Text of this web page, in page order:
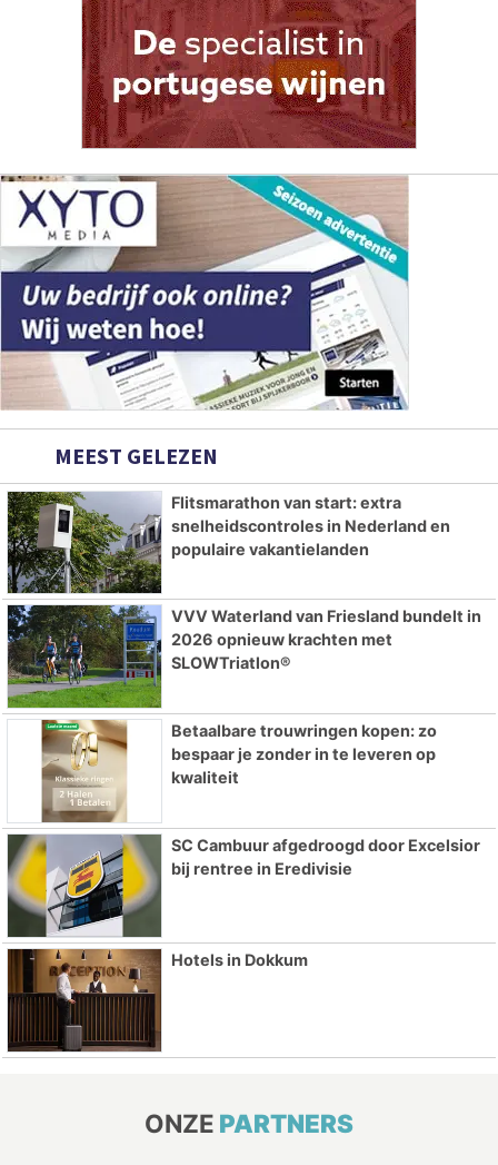
MEEST GELEZEN
Flitsmarathon van start: extra
snelheidscontroles in Nederland en
populaire vakantielanden
VVV Waterland van Friesland bundelt in
2026 opnieuw krachten met
SLOWTriatlon®
Betaalbare trouwringen kopen: zo
bespaar je zonder in te leveren op
kwaliteit
SC Cambuur afgedroogd door Excelsior
bij rentree in Eredivisie
Hotels in Dokkum
ONZE PARTNERS